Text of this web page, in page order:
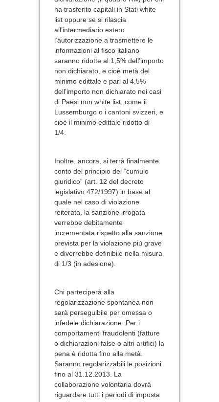
ha trasferito capitali in Stati white
list oppure se si rilascia
all’intermediario estero
l’autorizzazione a trasmettere le
informazioni al fisco italiano
saranno ridotte al 1,5% dell’importo
non dichiarato, e cioè metà del
minimo edittale e pari al 4,5%
dell’importo non dichiarato nei casi
di Paesi non white list, come il
Lussemburgo o i cantoni svizzeri, e
cioè il minimo edittale ridotto di
1/4.
Inoltre, ancora, si terrà finalmente
conto del principio del “cumulo
giuridico” (art. 12 del decreto
legislativo 472/1997) in base al
quale nel caso di violazione
reiterata, la sanzione irrogata
verrebbe debitamente
incrementata rispetto alla sanzione
prevista per la violazione più grave
e diverrebbe definibile nella misura
di 1/3 (in adesione).
Chi parteciperà alla
regolarizzazione spontanea non
sarà perseguibile per omessa o
infedele dichiarazione. Per i
comportamenti fraudolenti (fatture
o dichiarazioni false o altri artifici) la
pena è ridotta fino alla metà.
Saranno regolarizzabili le posizioni
fino al 31.12.2013. La
collaborazione volontaria dovrà
riguardare tutti i periodi di imposta